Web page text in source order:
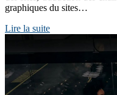
graphiques du sites…
Lire la suite